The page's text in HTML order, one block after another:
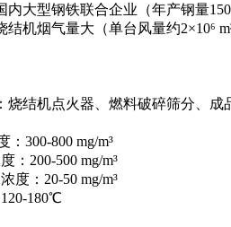
内大型钢铁联合企业（年产钢量
结机烟气量大（单台风量约2×10⁶
：烧结机点火器、燃料破碎筛分、成
：300-800 mg/m³
：200-500 mg/m³
度：20-50 mg/m³
180℃